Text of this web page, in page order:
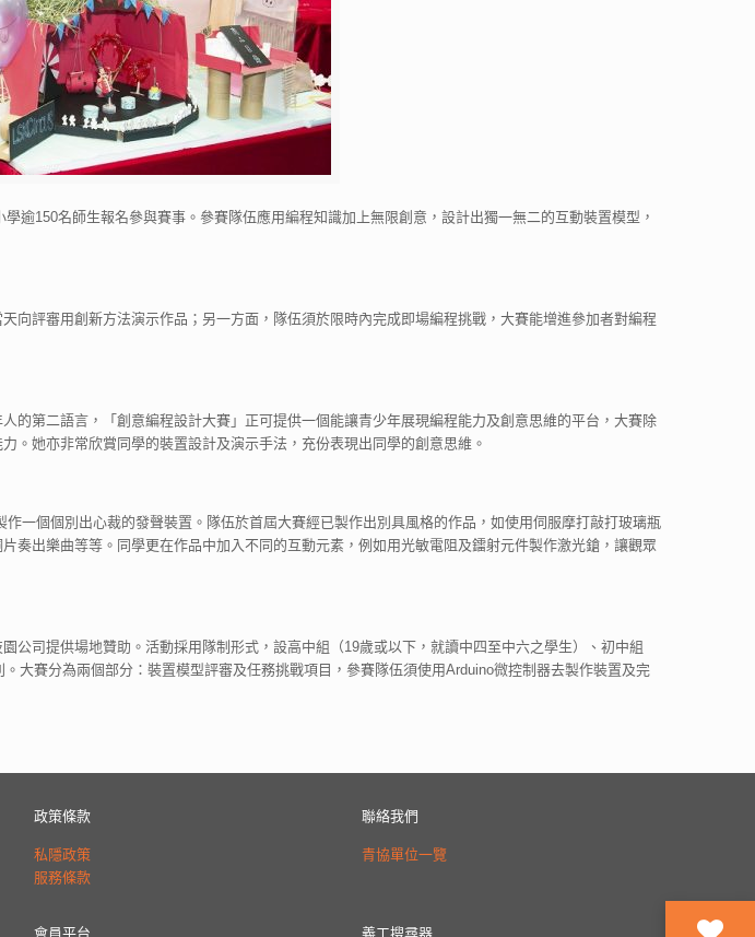
逾150名師生報名參與賽事。參賽隊伍應用編程知識加上無限創意，設計出獨一無二的互動裝置模型，
評審用創新方法演示作品；另一方面，隊伍須於限時內完成即場編程挑戰，大賽能增進參加者對編程
第二語言，「創意編程設計大賽」正可提供一個能讓青少年展現編程能力及創意思維的平台，大賽除
。她亦非常欣賞同學的裝置設計及演示手法，充份表現出同學的創意思維。
一個個別出心裁的發聲裝置。隊伍於首屆大賽經已製作出別具風格的作品，如使用伺服摩打敲打玻璃瓶
出樂曲等等。同學更在作品中加入不同的互動元素，例如用光敏電阻及鐳射元件製作激光鎗，讓觀眾
公司提供場地贊助。活動採用隊制形式，設高中組（19歲或以下，就讀中四至中六之學生）、初中組
大賽分為兩個部分：裝置模型評審及任務挑戰項目，參賽隊伍須使用Arduino微控制器去製作裝置及完
政策條款
私隱政策
服務條款
聯絡我們
青協單位一覽
會員平台 義工搜尋器